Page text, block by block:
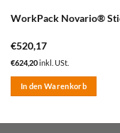
WorkPack Novario®
€520,17
€624,20inkl. USt.
In den Warenkorb